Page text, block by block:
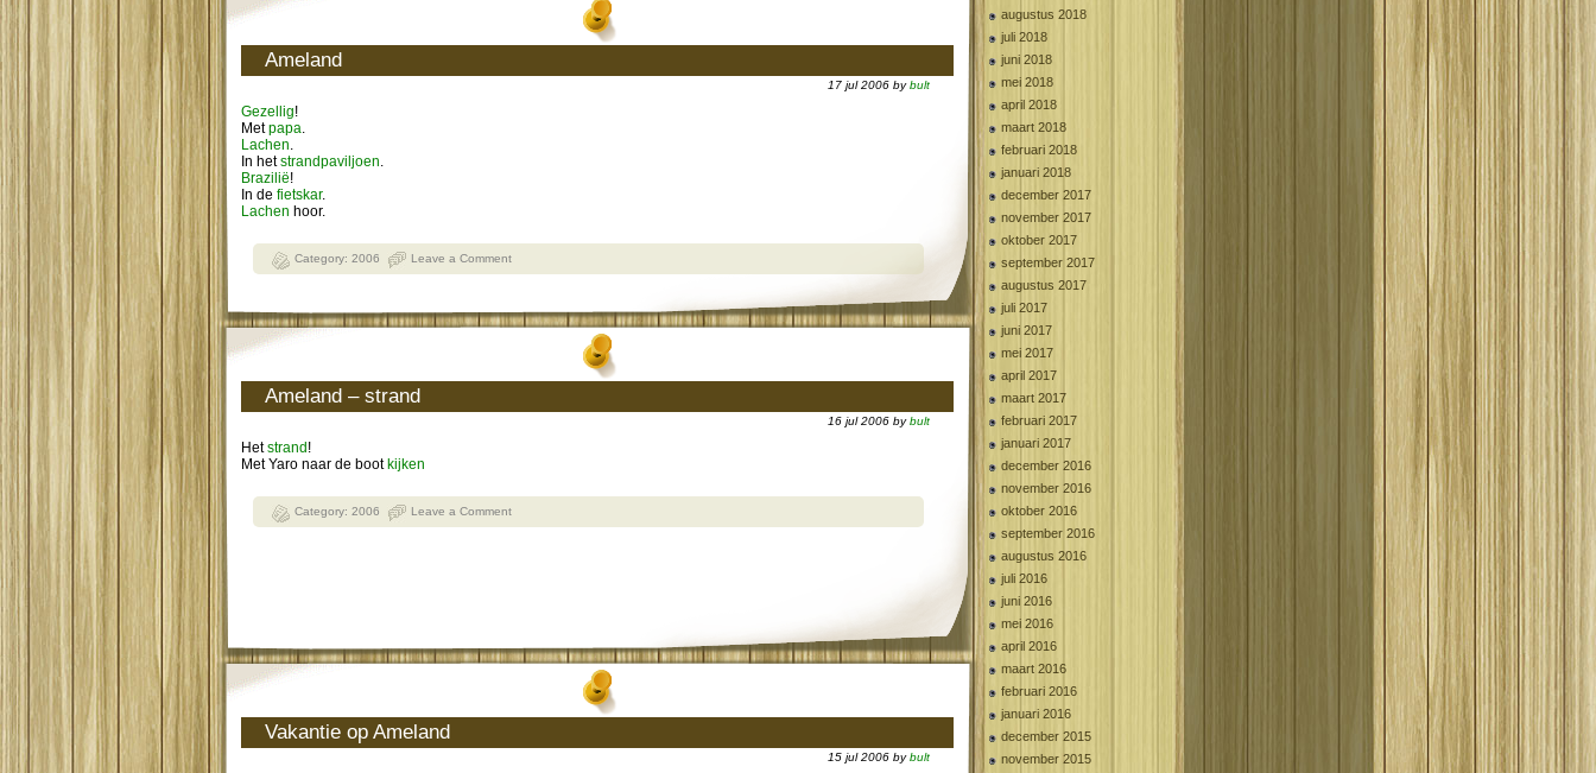
Ameland
17 jul 2006 bybult
Gezellig!
Metpapa.
Lachen.
In hetstrandpaviljoen.
Brazilië!
In de fietskar.
Lachen hoor.
Category: 2006 Leave a Comment
Ameland – strand
16 jul 2006 bybult
Hetstrand !
Met Yaro naar de boot kijken
Category: 2006 Leave a Comment
Vakantie op Ameland
15 jul 2006 bybult
augustus 2018
juli 2018
juni 2018
mei 2018
april 2018
maart 2018
februari 2018
januari 2018
december 2017
november 2017
oktober 2017
september 2017
augustus 2017
juli 2017
juni 2017
mei 2017
april 2017
maart 2017
februari 2017
januari 2017
december 2016
november 2016
oktober 2016
september 2016
augustus 2016
juli 2016
juni 2016
mei 2016
april 2016
maart 2016
februari 2016
januari 2016
december 2015
november 2015